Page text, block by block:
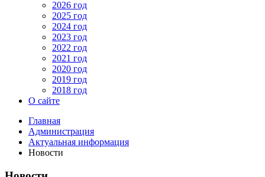
2026 год
2025 год
2024 год
2023 год
2022 год
2021 год
2020 год
2019 год
2018 год
О сайте
Главная
Администрация
Актуальная информация
Новости